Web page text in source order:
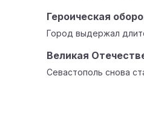
Героическая
Город выдержал
Великая
Севастополь снова